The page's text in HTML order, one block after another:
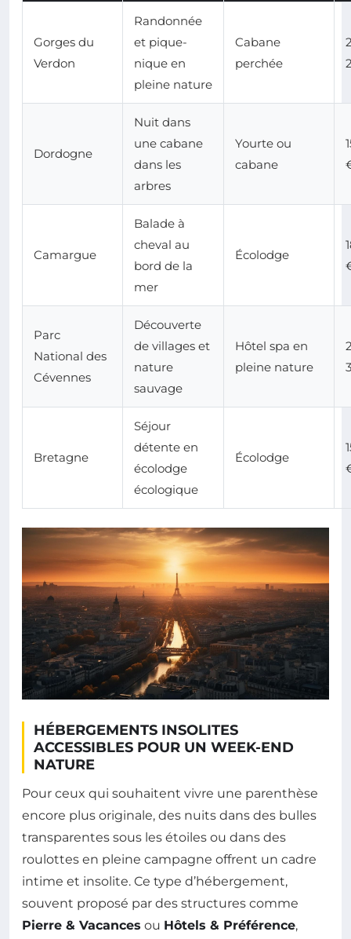
Gorges du
Verdon
Randonnée
et pique-
nique en
pleine nature
Cabane
perchée
Dordogne
Nuit dans
une cabane
dans les
arbres
Yourte ou
cabane
Camargue
Balade à
cheval au
bord de la
mer
Écolodge
Parc
National des
Cévennes
Découverte
de villages et
nature
sauvage
Hôtel spa en
pleine nature
Bretagne
Séjour
détente en
écolodge
écologique
Écolodge
HÉBERGEMENTS INSOLITES
ACCESSIBLES POUR UN WEEK-END
NATURE
Pour ceux qui souhaitent vivre une parenthèse
encore plus originale, des nuits dans des bulles
transparentes sous les étoiles ou dans des
roulottes en pleine campagne offrent un cadre
intime et insolite. Ce type d’hébergement,
souvent proposé par des structures comme
Pierre & Vacances ou Hôtels & Préférence,